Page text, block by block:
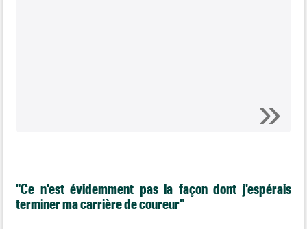
"Ce n'est évidemment pas la façon dont j'espérais
terminer ma carrière de coureur"